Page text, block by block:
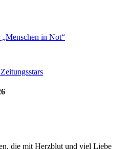
in Not“
die mit Herzblut und viel Liebe